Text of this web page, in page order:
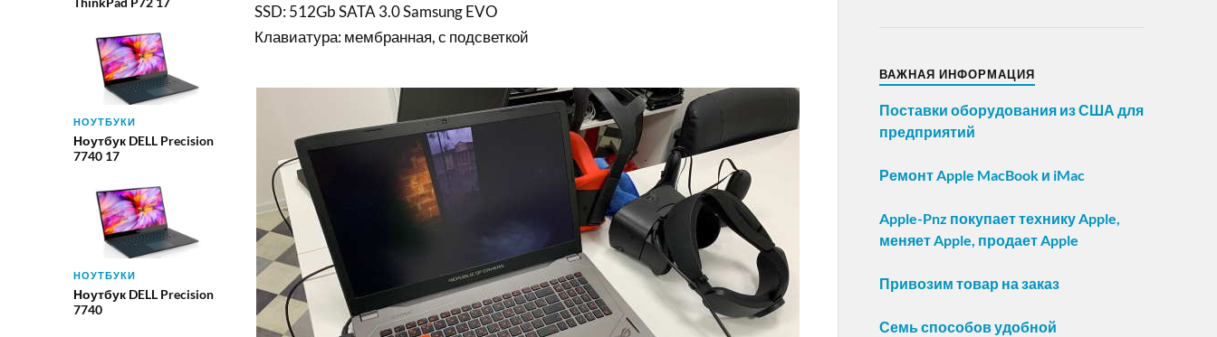
НОУТБУКИ
Ноутбук DELL Precision
7740 17
НОУТБУКИ
Ноутбук DELL Precision
7740
SSD: 512Gb SATA 3.0 Samsung EVO
Клавиатура: мембранная, с подсветкой
ВАЖНАЯ ИНФОРМАЦИЯ
Поставки оборудования из США для
предприятий
Ремонт Apple MacBook и iMac
Apple-Pnz покупает технику Apple,
меняет Apple, продает Apple
Привозим товар на заказ
Семь способов удобной